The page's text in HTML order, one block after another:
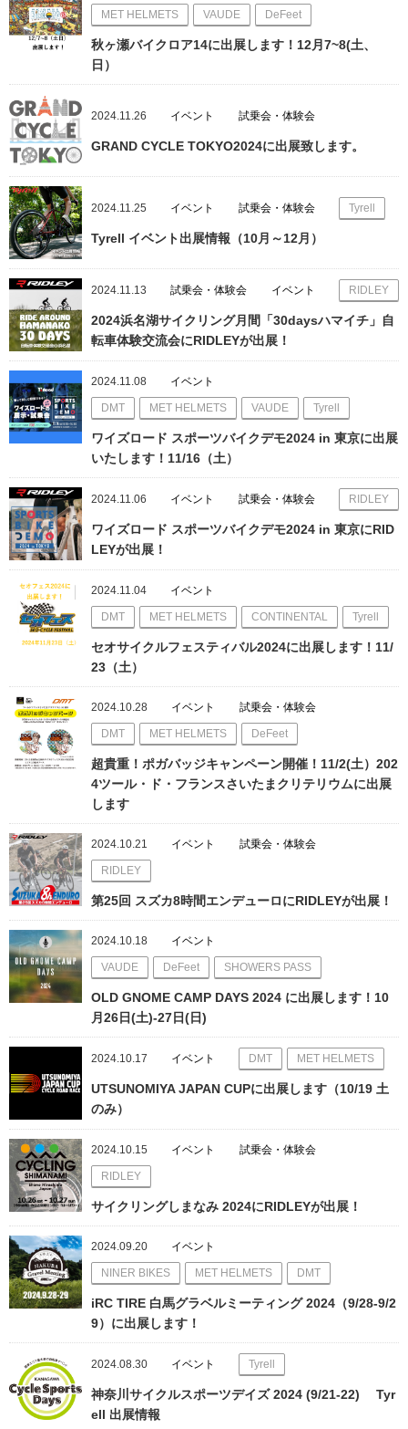
MET HELMETS VAUDE DeFeet
秋ヶ瀬バイクロア14に出展します！12月7~8(土、
日）
2024.11.26 イベント 試乗会・体験会
GRAND CYCLE TOKYO2024に出展致します。
2024.11.25 イベント 試乗会・体験会 Tyrell
Tyrell イベント出展情報（10月～12月）
2024.11.13 試乗会・体験会 イベント RIDLEY
2024浜名湖サイクリング月間「30daysハマイチ」自
転車体験交流会にRIDLEYが出展！
2024.11.08 イベント
DMT MET HELMETS VAUDE Tyrell
ワイズロード スポーツバイクデモ2024 in 東京に出展
いたします！11/16（土）
2024.11.06 イベント 試乗会・体験会 RIDLEY
ワイズロード スポーツバイクデモ2024 in 東京にRID
LEYが出展！
2024.11.04 イベント
DMT MET HELMETS CONTINENTAL Tyrell
セオサイクルフェスティバル2024に出展します！11/
23（土）
2024.10.28 イベント 試乗会・体験会
DMT MET HELMETS DeFeet
超貴重！ポガバッジキャンペーン開催！11/2(土）202
4ツール・ド・フランスさいたまクリテリウムに出展
します
2024.10.21 イベント 試乗会・体験会
RIDLEY
第25回 スズカ8時間エンデューロにRIDLEYが出展！
2024.10.18 イベント
VAUDE DeFeet SHOWERS PASS
OLD GNOME CAMP DAYS 2024 に出展します！10
月26日(土)-27日(日)
2024.10.17 イベント DMT MET HELMETS
UTSUNOMIYA JAPAN CUPに出展します（10/19 土
のみ）
2024.10.15 イベント 試乗会・体験会
RIDLEY
サイクリングしまなみ 2024にRIDLEYが出展！
2024.09.20 イベント
NINER BIKES MET HELMETS DMT
iRC TIRE 白馬グラベルミーティング 2024（9/28-9/2
9）に出展します！
2024.08.30 イベント Tyrell
神奈川サイクルスポーツデイズ 2024 (9/21-22) Tyr
ell 出展情報